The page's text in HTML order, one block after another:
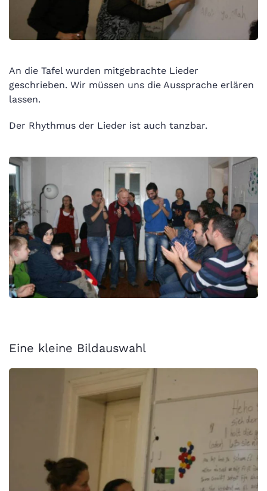
An die Tafel wurden mitgebrachte Lieder
geschrieben. Wir müssen uns die Aussprache erlären
lassen.
Der Rhythmus der Lieder ist auch tanzbar.
Eine kleine Bildauswahl